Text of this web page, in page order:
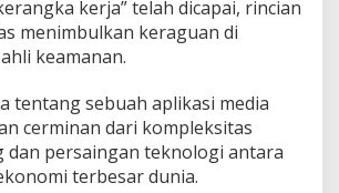
kerja” telah dicapai, rincian
menimbulkan keraguan di
keamanan.
tentang sebuah aplikasi media
cerminan dari kompleksitas
dan persaingan teknologi antara
terbesar dunia.